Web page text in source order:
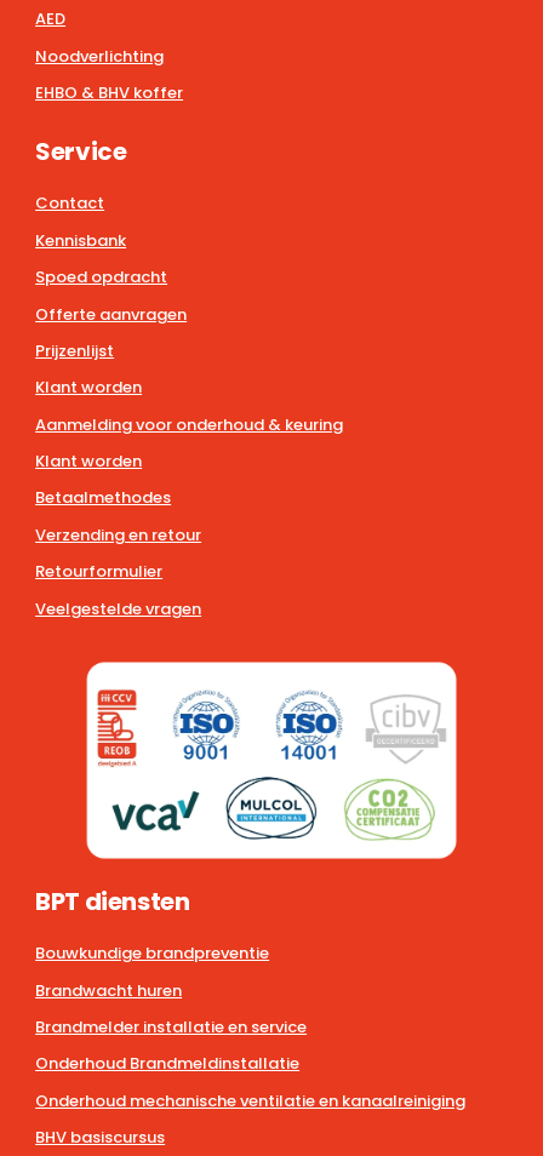
AED
Noodverlichting
EHBO & BHV koffer
Service
Contact
Kennisbank
Spoed opdracht
Offerte aanvragen
Prijzenlijst
Klant worden
Aanmelding voor onderhoud & keuring
Klant worden
Betaalmethodes
Verzending en retour
Retourformulier
Veelgestelde vragen
BPT diensten
Bouwkundige brandpreventie
Brandwacht huren
Brandmelder installatie en service
Onderhoud Brandmeldinstallatie
Onderhoud mechanische ventilatie en kanaalreiniging
BHV basiscursus